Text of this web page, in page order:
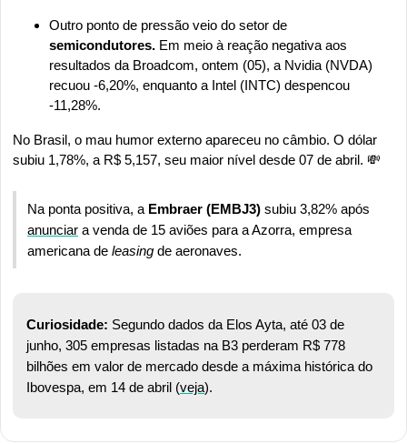
semicondutores. Em meio à reação negativa aos
resultados da Broadcom, ontem (05), a Nvidia (NVDA)
recuou -6,20%, enquanto a Intel (INTC) despencou
-11,28%.
No Brasil, o mau humor externo apareceu no câmbio. O dólar
subiu 1,78%, a R$ 5,157, seu maior nível desde 07 de abril. 💸
Na ponta positiva, a Embraer (EMBJ3)
anunciar a venda de 15 aviões para a Azorra, empresa
americana de leasing de aeronaves.
Curiosidade: Segundo dados da Elos Ayta, até 03 de
junho, 305 empresas listadas na B3 perderam R$ 778
bilhões em valor de mercado desde a máxima histórica do
Ibovespa, em 14 de abril (veja).